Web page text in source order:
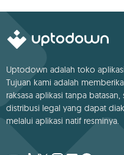
Uptodown adalah toko
Tujuan kami adalah
raksasa aplikasi tanpa
distribusi legal yang dapat
melalui aplikasi natif resminya.